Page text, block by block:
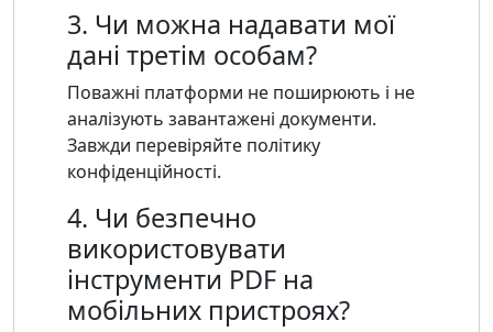
3. Чи можна надавати мої
дані третім особам?
Поважні платформи не поширюють і не
аналізують завантажені документи.
Завжди перевіряйте політику
конфіденційності.
4. Чи безпечно
використовувати
інструменти PDF на
мобільних пристроях?